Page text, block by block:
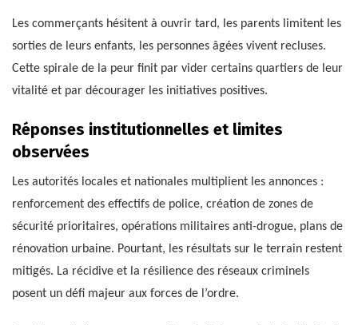
Les commerçants hésitent à ouvrir tard, les parents limitent les
sorties de leurs enfants, les personnes âgées vivent recluses.
Cette spirale de la peur finit par vider certains quartiers de leur
vitalité et par décourager les initiatives positives.
Réponses institutionnelles et limites
observées
Les autorités locales et nationales multiplient les annonces :
renforcement des effectifs de police, création de zones de
sécurité prioritaires, opérations militaires anti-drogue, plans de
rénovation urbaine. Pourtant, les résultats sur le terrain restent
mitigés. La récidive et la résilience des réseaux criminels
posent un défi majeur aux forces de l’ordre.